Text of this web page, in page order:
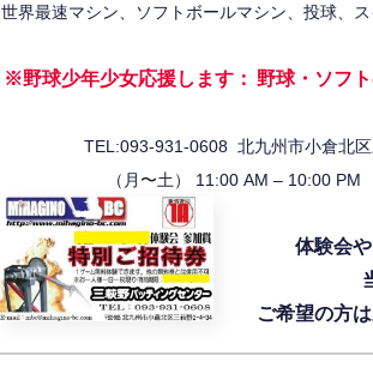
世界最速マシン、ソフトボールマシン、投球、
※野球少年少女応援します： 野球・ソフ
TEL:093-931-0608 北九州市小倉北区
（月〜土） 11:00 AM – 10:00
体験会
ご希望の方